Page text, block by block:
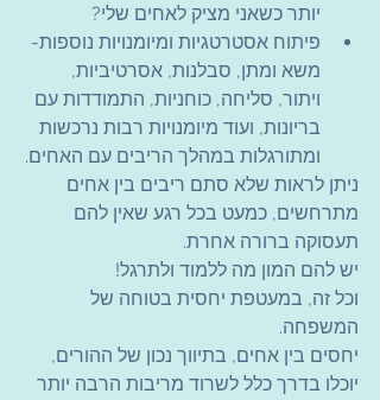
יותר כשאני מציק לאחים שלי?
פיתוח אסטרטגיות ומיומנויות נוספות-
משא ומתן, סבלנות, אסרטיביות,
ויתור, סליחה, כוחניות, התמודדות עם
בריונות, ועוד מיומנויות רבות נרכשות
ומתורגלות במהלך הריבים עם האחים.
ניתן לראות שלא סתם ריבים בין אחים
מתרחשים, כמעט בכל רגע שאין להם
תעסוקה ברורה אחרת.
יש להם המון מה ללמוד ולתרגל!
וכל זה, במעטפת יחסית בטוחה של
המשפחה.
יחסים בין אחים, בתיווך נכון של ההורים,
יוכלו בדרך כלל לשרוד מריבות הרבה יותר